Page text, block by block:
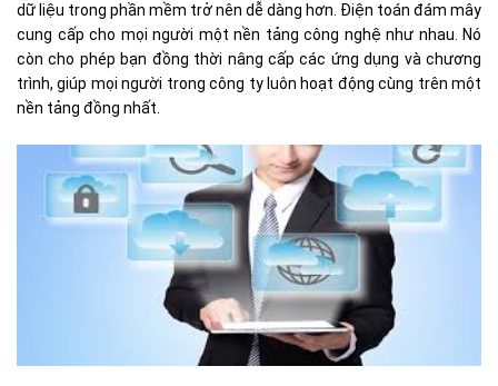
dữ liệu trong phần mềm trở nên dễ dàng hơn. Điện toán đám mây
cung cấp cho mọi người một nền tảng công nghệ như nhau. Nó
còn cho phép bạn đồng thời nâng cấp các ứng dụng và chương
trình, giúp mọi người trong công ty luôn hoạt động cùng trên một
nền tảng đồng nhất.